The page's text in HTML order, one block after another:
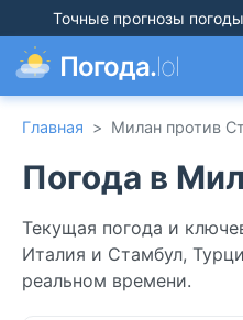
Точные прогнозы погоды
Погода.lol
Главная > Милан против
Погода в
Текущая погода и
Италия и Стамбул,
реальном времени.